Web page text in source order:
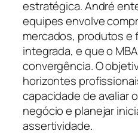
estratégica. André
equipes envolve
mercados, produtos e
integrada, e que o
convergência. O
horizontes
capacidade de avaliar
negócio e planejar
assertividade.